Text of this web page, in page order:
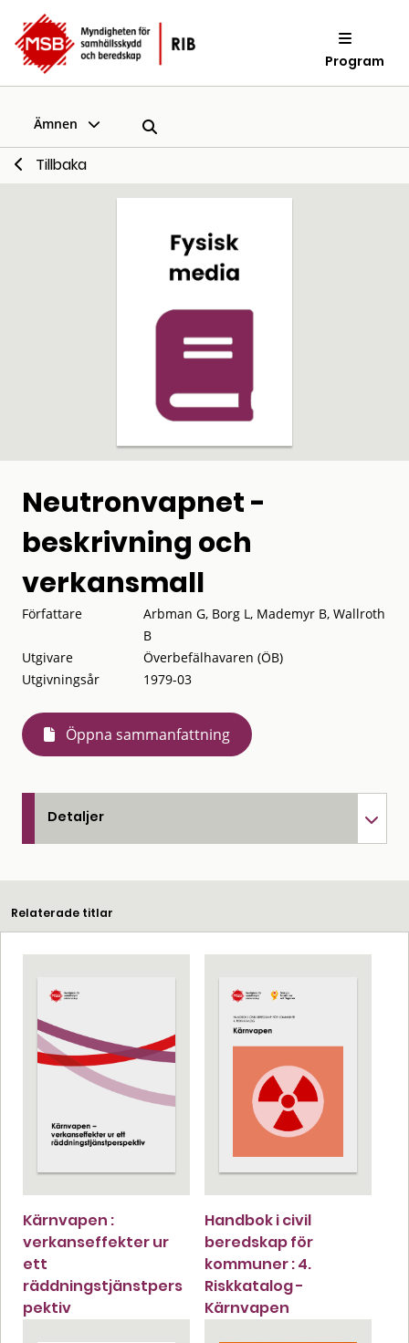
Program
Ämnen
Tillbaka
Neutronvapnet -
beskrivning och
verkansmall
Författare
Arbman G, Borg L, Mademyr B, Wallroth
B
Utgivare
Överbefälhavaren (ÖB)
Utgivningsår
1979-03
Öppna sammanfattning
Detaljer
Relaterade titlar
Kärnvapen :
verkanseffekter ur
ett
räddningstjänstpers
pektiv
Handbok i civil
beredskap för
kommuner : 4.
Riskkatalog -
Kärnvapen